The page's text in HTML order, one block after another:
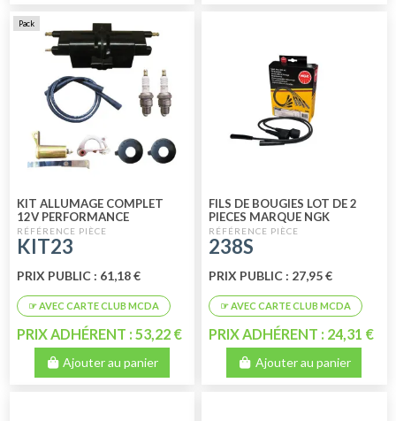
Pack
KIT ALLUMAGE COMPLET
12V PERFORMANCE
KIT23
PRIX PUBLIC : 61,18 €
PRIX ADHÉRENT : 53,22 €
Ajouter au panier
FILS DE BOUGIES LOT DE 2
PIECES MARQUE NGK
238S
PRIX PUBLIC : 27,95 €
PRIX ADHÉRENT : 24,31 €
Ajouter au panier